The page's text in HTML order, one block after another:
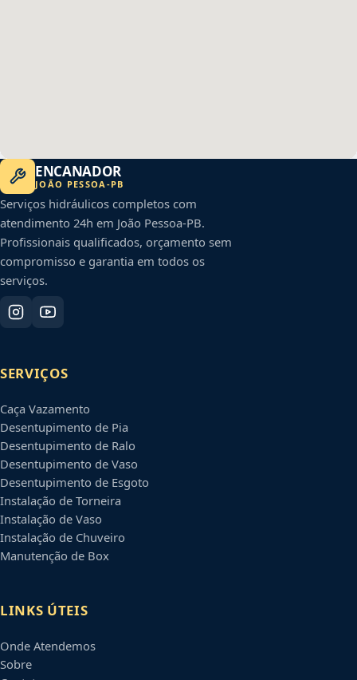
ENCANADOR
JOÃO PESSOA -PB
Serviços hidráulicos completos com
atendimento 24h em João Pessoa-PB.
Profissionais qualificados, orçamento sem
compromisso e garantia em todos os
serviços.
SERVIÇOS
Caça Vazamento
Desentupimento de Pia
Desentupimento de Ralo
Desentupimento de Vaso
Desentupimento de Esgoto
Instalação de Torneira
Instalação de Vaso
Instalação de Chuveiro
Manutenção de Box
LINKS ÚTEIS
Onde Atendemos
Sobre